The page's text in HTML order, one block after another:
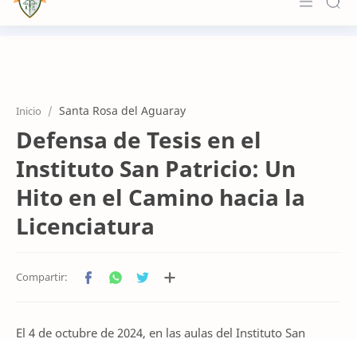
Formación
Novedades
Accesos
Inicio Santa Rosa del Aguaray
Defensa de Tesis en el
Instituto San Patricio: Un
Hito en el Camino hacia la
Licenciatura
El 4 de octubre de 2024, en las aulas del Instituto San